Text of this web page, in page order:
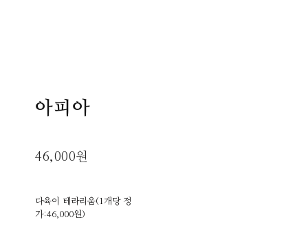
아피아
46,000원
다육이 테라리움(1개당 정
가:46,000원)